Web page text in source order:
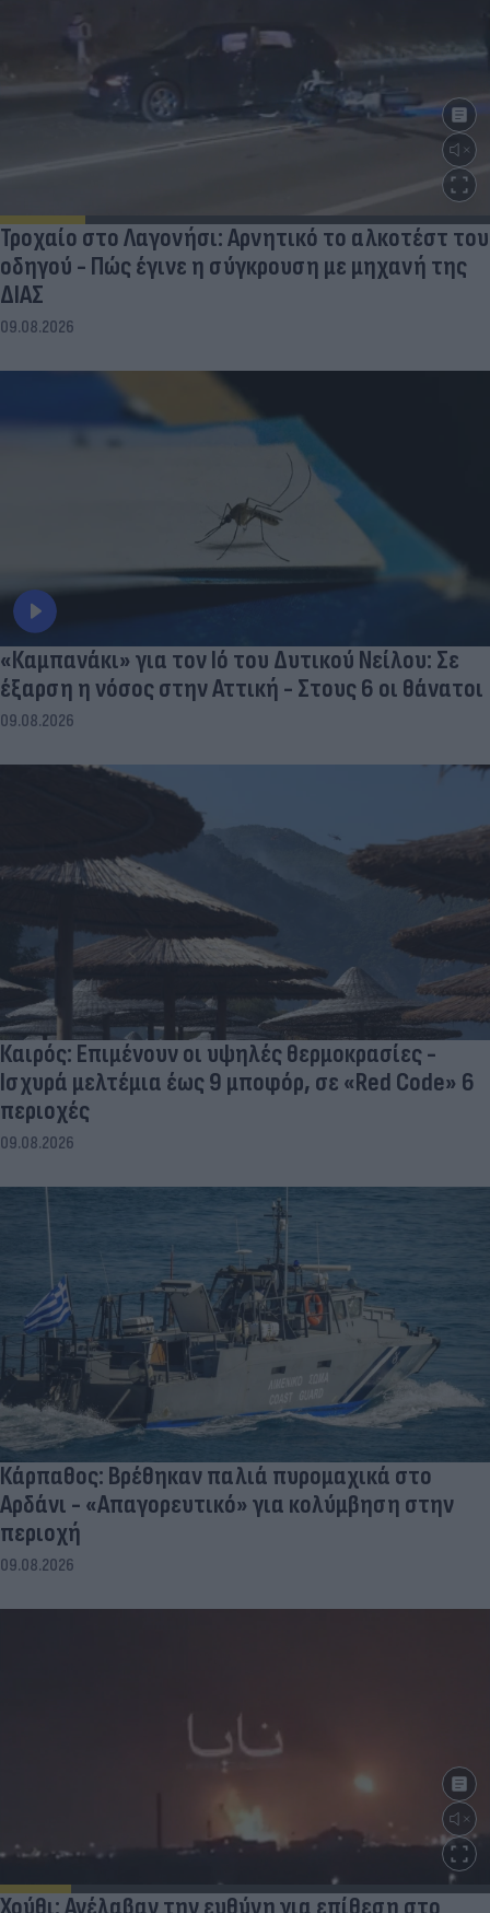
Τροχαίο στο Λαγονήσι: Αρνητικό το αλκοτέστ του
οδηγού - Πώς έγινε η σύγκρουση με μηχανή της
ΔΙΑΣ
09.08.2026
«Καμπανάκι» για τον Ιό του Δυτικού Νείλου: Σε
έξαρση η νόσος στην Αττική - Στους 6 οι θάνατοι
09.08.2026
Καιρός: Επιμένουν οι υψηλές θερμοκρασίες -
Ισχυρά μελτέμια έως 9 μποφόρ, σε «Red Code» 6
περιοχές
09.08.2026
Κάρπαθος: Βρέθηκαν παλιά πυρομαχικά στο
Αρδάνι - «Απαγορευτικό» για κολύμβηση στην
περιοχή
09.08.2026
Χούθι: Ανέλαβαν την ευθύνη για επίθεση στο